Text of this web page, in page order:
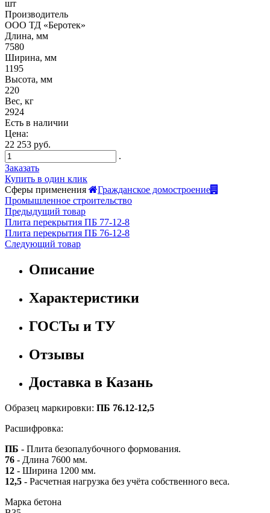
шт
Производитель
ООО ТД «Беротек»
Длина, мм
7580
Ширина, мм
1195
Высота, мм
220
Вес, кг
2924
Есть в наличии
Цена:
22 253 руб.
.
Заказать
Купить в один клик
Сферы применения
Гражданское домостроение
Промышленное строительство
Предыдущий товар
Плита перекрытия ПБ 77-12-8
Плита перекрытия ПБ 76-12-8
Следующий товар
Описание
Характеристики
ГОСТы и ТУ
Отзывы
Доставка в Казань
Образец маркировки: ПБ 76.12-12,5
Расшифровка:
ПБ - Плита безопалубочного формования.
76 - Длина 7600 мм.
12 - Ширина 1200 мм.
12,5 - Расчетная нагрузка без учёта собственного веса.
Марка бетона